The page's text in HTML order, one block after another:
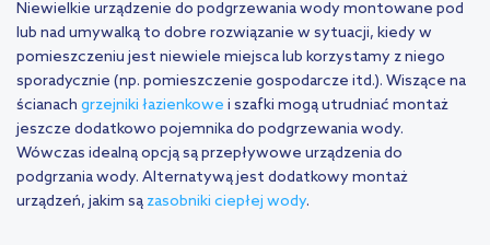
Niewielkie urządzenie do podgrzewania wody montowane pod
lub nad umywalką to dobre rozwiązanie w sytuacji, kiedy w
pomieszczeniu jest niewiele miejsca lub korzystamy z niego
sporadycznie (np. pomieszczenie gospodarcze itd.). Wiszące na
ścianach grzejniki łazienkowe i szafki mogą utrudniać montaż
jeszcze dodatkowo pojemnika do podgrzewania wody.
Wówczas idealną opcją są przepływowe urządzenia do
podgrzania wody. Alternatywą jest dodatkowy montaż
urządzeń, jakim są zasobniki ciepłej wody.